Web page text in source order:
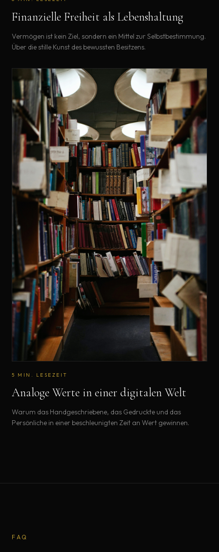
Finanzielle Freiheit als Lebenshaltung
Vermögen ist kein Ziel, sondern ein Mittel zur Selbstbestimmung.
Über die stille Kunst des bewussten Besitzens.
5 MIN. LESEZEIT
Analoge Werte in einer digitalen Welt
Warum das Handgeschriebene, das Gedruckte und das
Persönliche in einer beschleunigten Zeit an Wert gewinnen.
FAQ